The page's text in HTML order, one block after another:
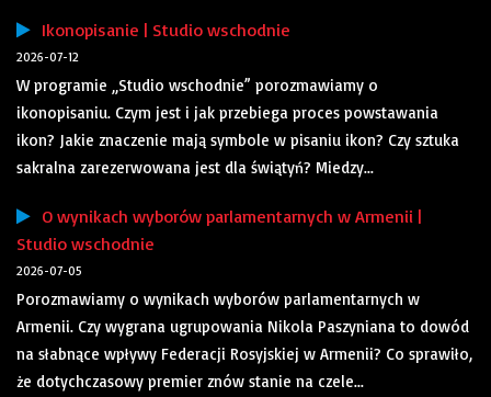
Ikonopisanie | Studio wschodnie
2026-07-12
W programie „Studio wschodnie” porozmawiamy o
ikonopisaniu. Czym jest i jak przebiega proces powstawania
ikon? Jakie znaczenie mają symbole w pisaniu ikon? Czy sztuka
sakralna zarezerwowana jest dla świątyń? Miedzy...
O wynikach wyborów parlamentarnych w Armenii |
Studio wschodnie
2026-07-05
Porozmawiamy o wynikach wyborów parlamentarnych w
Armenii. Czy wygrana ugrupowania Nikola Paszyniana to dowód
na słabnące wpływy Federacji Rosyjskiej w Armenii? Co sprawiło,
że dotychczasowy premier znów stanie na czele...